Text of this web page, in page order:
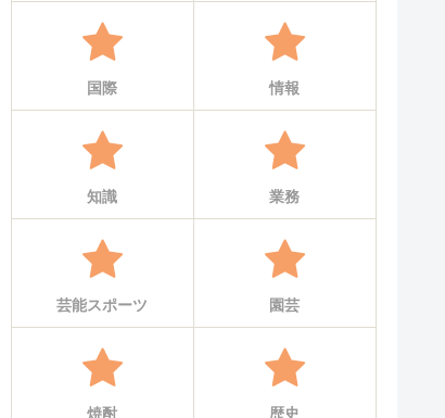
国際 情報
知識 業務
芸能スポーツ 園芸
焼酎 歴史